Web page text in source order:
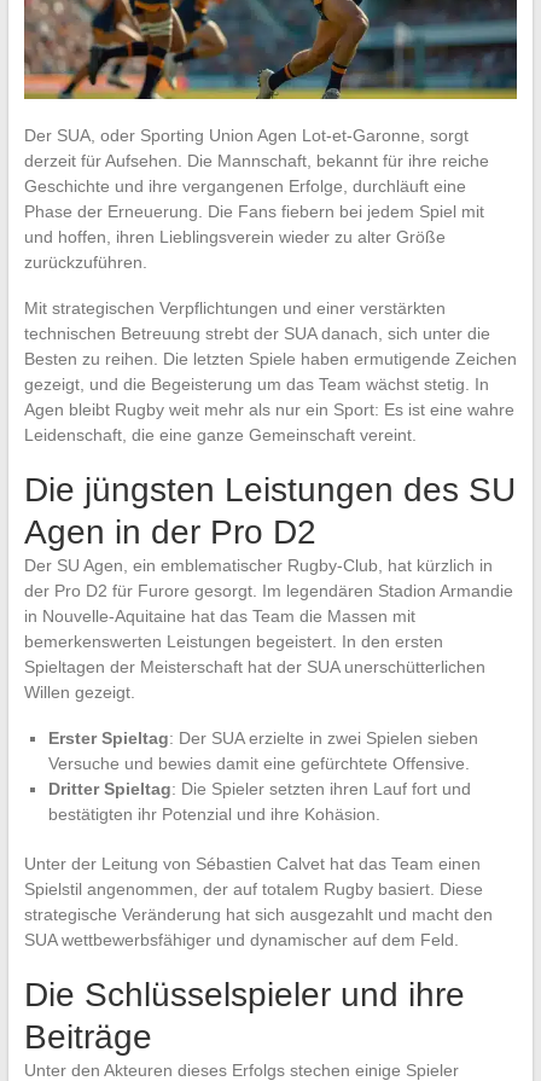
Der SUA, oder Sporting Union Agen Lot-et-Garonne, sorgt
derzeit für Aufsehen. Die Mannschaft, bekannt für ihre reiche
Geschichte und ihre vergangenen Erfolge, durchläuft eine
Phase der Erneuerung. Die Fans fiebern bei jedem Spiel mit
und hoffen, ihren Lieblingsverein wieder zu alter Größe
zurückzuführen.
Mit strategischen Verpflichtungen und einer verstärkten
technischen Betreuung strebt der SUA danach, sich unter die
Besten zu reihen. Die letzten Spiele haben ermutigende Zeichen
gezeigt, und die Begeisterung um das Team wächst stetig. In
Agen bleibt Rugby weit mehr als nur ein Sport: Es ist eine wahre
Leidenschaft, die eine ganze Gemeinschaft vereint.
Die jüngsten Leistungen des SU
Agen in der Pro D2
Der SU Agen, ein emblematischer Rugby-Club, hat kürzlich in
der Pro D2 für Furore gesorgt. Im legendären Stadion Armandie
in Nouvelle-Aquitaine hat das Team die Massen mit
bemerkenswerten Leistungen begeistert. In den ersten
Spieltagen der Meisterschaft hat der SUA unerschütterlichen
Willen gezeigt.
Erster Spieltag: Der SUA erzielte in zwei Spielen sieben
Versuche und bewies damit eine gefürchtete Offensive.
Dritter Spieltag: Die Spieler setzten ihren Lauf fort und
bestätigten ihr Potenzial und ihre Kohäsion.
Unter der Leitung von Sébastien Calvet hat das Team einen
Spielstil angenommen, der auf totalem Rugby basiert. Diese
strategische Veränderung hat sich ausgezahlt und macht den
SUA wettbewerbsfähiger und dynamischer auf dem Feld.
Die Schlüsselspieler und ihre
Beiträge
Unter den Akteuren dieses Erfolgs stechen einige Spieler